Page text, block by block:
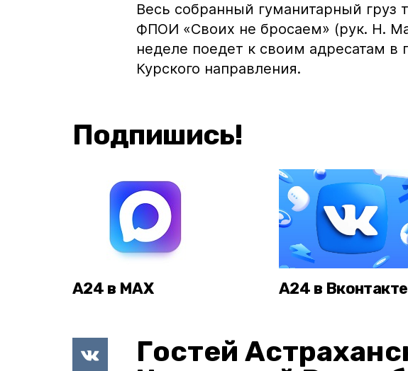
Весь собранный гуманитарный груз
ФПОИ «Своих не бросаем» (рук. Н.
неделе поедет к своим адресатам в
Курского направления.
Подпишись!
А24 в MAX А24 в Вконтакте
Гостей